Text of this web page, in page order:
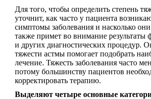
Для того, чтобы определить степень
уточнит, как часто у пациента
симптомы заболевания и насколько
также примет во внимание результаты
и других диагностических процедур.
тяжести астмы помогает подобрать
лечение. Тяжесть заболевания часто
потому большинству пациентов
корректировать терапию.
Выделяют четыре основные